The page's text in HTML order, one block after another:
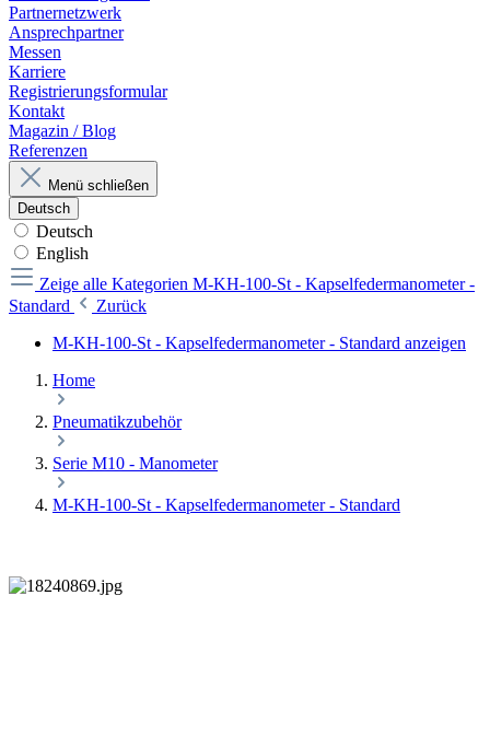
Partnernetzwerk
Ansprechpartner
Messen
Karriere
Registrierungsformular
Kontakt
Magazin / Blog
Referenzen
Menü schließen
Deutsch
Deutsch
English
Zeige alle Kategorien M-KH-100-St - Kapselfedermanometer -
Standard
Zurück
M-KH-100-St - Kapselfedermanometer - Standard anzeigen
Home
Pneumatikzubehör
Serie M10 - Manometer
M-KH-100-St - Kapselfedermanometer - Standard